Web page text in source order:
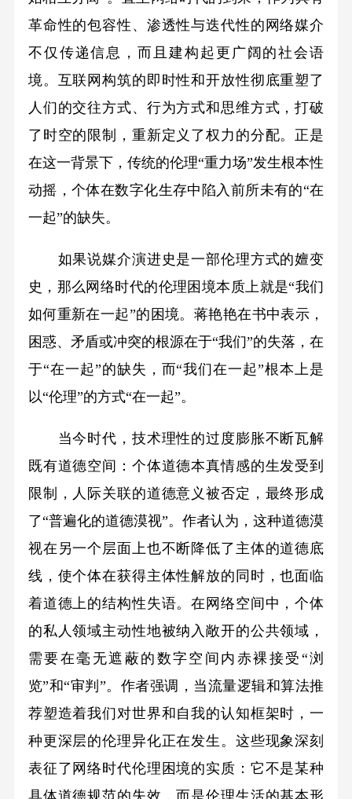
革命性的包容性、渗透性与迭代性的网络媒介
不仅传递信息，而且建构起更广阔的社会语
境。互联网构筑的即时性和开放性彻底重塑了
人们的交往方式、行为方式和思维方式，打破
了时空的限制，重新定义了权力的分配。正是
在这一背景下，传统的伦理“重力场”发生根本性
动摇，个体在数字化生存中陷入前所未有的“在
一起”的缺失。
如果说媒介演进史是一部伦理方式的嬗变
史，那么网络时代的伦理困境本质上就是“我们
如何重新在一起”的困境。蒋艳艳在书中表示，
困惑、矛盾或冲突的根源在于“我们”的失落，在
于“在一起”的缺失，而“我们在一起”根本上是
以“伦理”的方式“在一起”。
当今时代，技术理性的过度膨胀不断瓦解
既有道德空间：个体道德本真情感的生发受到
限制，人际关联的道德意义被否定，最终形成
了“普遍化的道德漠视”。作者认为，这种道德漠
视在另一个层面上也不断降低了主体的道德底
线，使个体在获得主体性解放的同时，也面临
着道德上的结构性失语。在网络空间中，个体
的私人领域主动性地被纳入敞开的公共领域，
需要在毫无遮蔽的数字空间内赤裸接受“浏
览”和“审判”。作者强调，当流量逻辑和算法推
荐塑造着我们对世界和自我的认知框架时，一
种更深层的伦理异化正在发生。这些现象深刻
表征了网络时代伦理困境的实质：它不是某种
具体道德规范的失效，而是伦理生活的基本形